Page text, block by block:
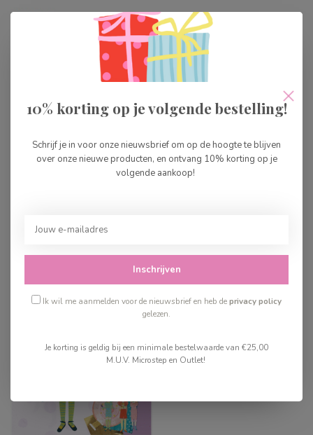
Djeco Mode van Caroline
Op voorraad
€32,99
Djeco Mode van Lucille
10% korting op je volgende bestelling!
Schrijf je in voor onze nieuwsbrief om op de hoogte te blijven
over onze nieuwe producten, en ontvang 10% korting op je
volgende aankoop!
Inschrijven
Ik wil me aanmelden voor de nieuwsbrief en heb deprivacy policy
gelezen.
Je korting is geldig bij een minimale bestelwaarde van €25,00
M.U.V. Microstep en Outlet!